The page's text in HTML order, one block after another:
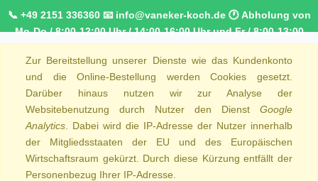
📞 +49 2151 336360 📧 info@vaneker-koch.de 🕐 Abholung von
Mo-Do / 8:00-12:00 Uhr / 14:00-16:00 Uhr und Fr / 8:00-13:00
NRW 🚛 Kostenfreie Lieferung ab 250€ Bestellwert
Zur Bereitstellung unserer Dienste wie das Kundenkonto
und die Online-Bestellung werden Cookies gesetzt.
Darüber hinaus nutzen wir zur Analyse der
Websitebenutzung durch Nutzer den Dienst Google
Analytics . Dabei wird die IP-Adresse der Nutzer innerhalb
der Mitgliedsstaaten der EU und des Europäischen
Wirtschaftsraum gekürzt. Durch diese Kürzung entfällt der
Personenbezug Ihrer IP-Adresse.